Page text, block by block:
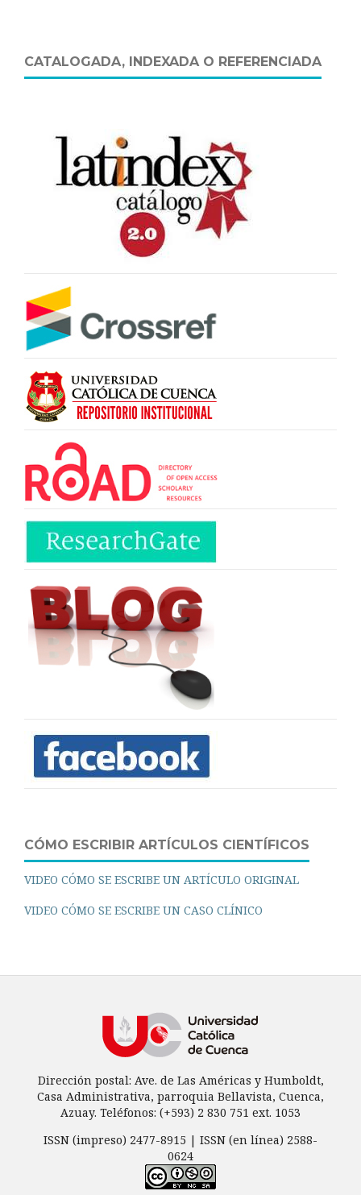
CATALOGADA, INDEXADA O REFERENCIADA
CÓMO ESCRIBIR ARTÍCULOS CIENTÍFICOS
VIDEO CÓMO SE ESCRIBE UN ARTÍCULO ORIGINAL
VIDEO CÓMO SE ESCRIBE UN CASO CLÍNICO
Dirección postal: Ave. de Las Américas y Humboldt,
Casa Administrativa, parroquia Bellavista, Cuenca,
Azuay. Teléfonos: (+593) 2 830 751 ext. 1053
ISSN (impreso) 2477-8915 | ISSN (en línea) 2588-
0624